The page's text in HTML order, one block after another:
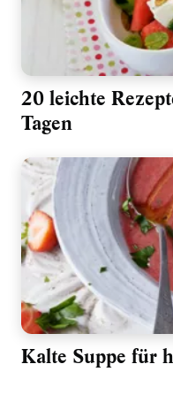
20 leichte
Tagen
Kalte Suppe für